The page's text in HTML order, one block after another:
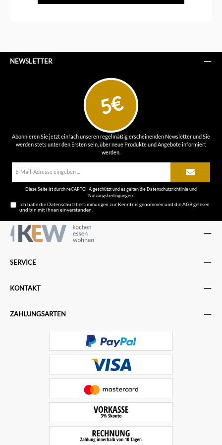
NEWSLETTER
5€
Abonnieren Sie jetzt einfach unseren regelmäßig erscheinenden Newsletter und Sie
werden stets unter den Ersten sein, über neue Produkte und Angebote informiert
werden.
Diese Seite ist durch reCAPTCHA geschützt und es gelten dieDatenschutzrichtlinieund
Nutzungsbedingungen
Ich habe dieDatenschutzbestimmungen zur Kenntnis genommen und dieAGBgelesen
und bin mit ihnen einverstanden.
SERVICE
KONTAKT
ZAHLUNGSARTEN